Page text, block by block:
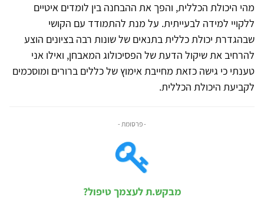
מהי היכולת הכללית, והפך את ההבחנה בין לומדים איטיים
ללקויי למידה לבעייתית. על מנת להתמודד עם הקושי
שבהגדרת יכולת כללית בתנאים של שונות רבה בציונים הוצע
להרחיב את שיקול הדעת של הפסיכולוג המאבחן, ואילו אני
טענתי כי גישה כזאת מחייבת אימוץ של כללים ברורים ומוסכמים
לקביעת היכולת הכללית.
- פרסומת -
מבקש.ת לעצמך טיפול?